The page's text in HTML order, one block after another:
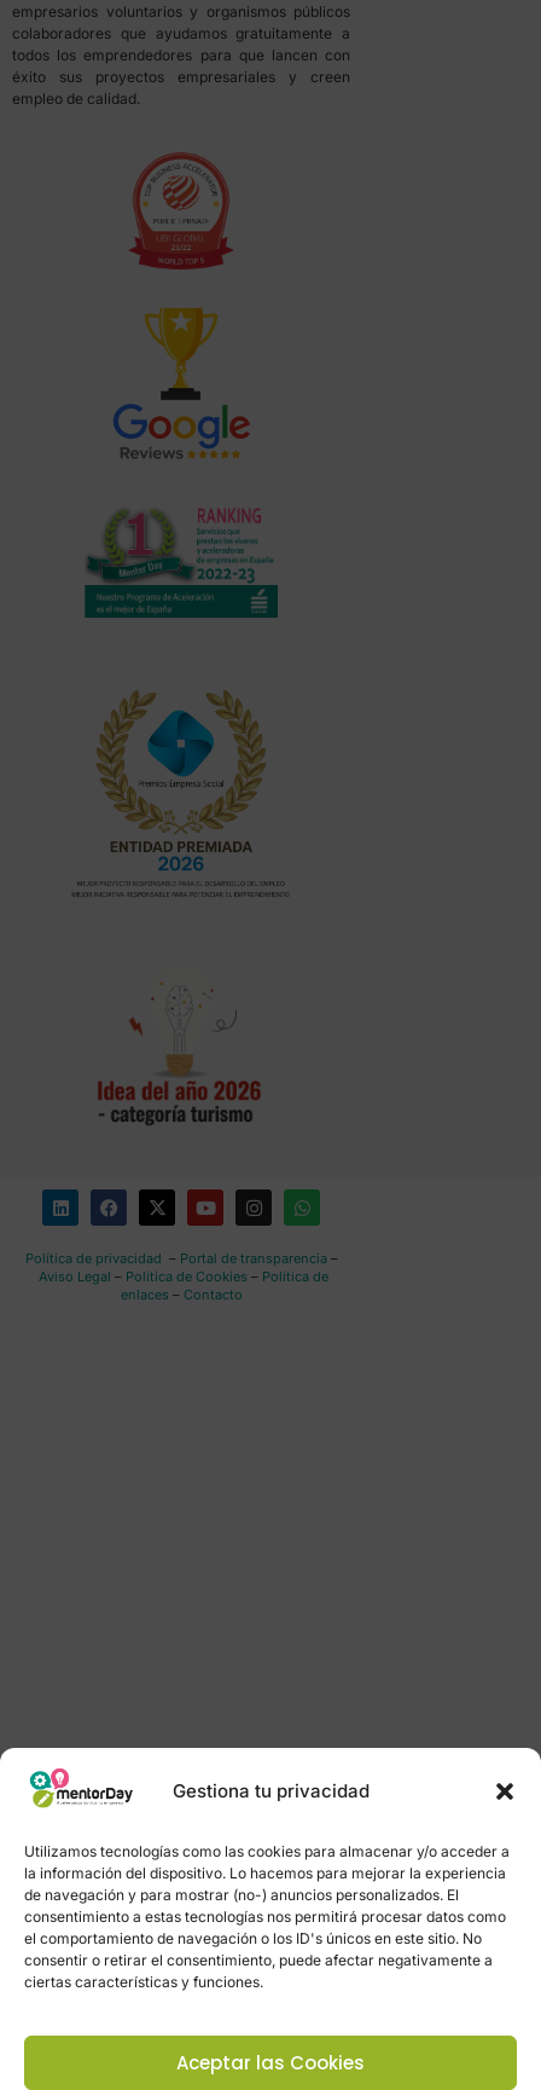
Gestiona tu privacidad
Utilizamos tecnologías como las cookies para almacenar y/o acceder a
la información del dispositivo. Lo hacemos para mejorar la experiencia
de navegación y para mostrar (no-) anuncios personalizados. El
consentimiento a estas tecnologías nos permitirá procesar datos como
el comportamiento de navegación o los ID's únicos en este sitio. No
consentir o retirar el consentimiento, puede afectar negativamente a
ciertas características y funciones.
Aceptar las Cookies
empresarios voluntarios y organismos públicos
colaboradores que ayudamos gratuitamente a
todos los emprendedores para que lancen con
éxito sus proyectos empresariales y creen
empleo de calidad.
Política de privacidad – Portal de transparencia–
Aviso Legal – Política de Cookies – Política de
enlaces – Contacto